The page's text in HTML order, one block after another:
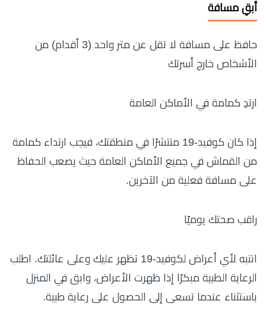
أبقِ مسافة
حافظ على مسافة لا تقل عن متر واحد (3 أقدام) من
الأشخاص خارج أسرتك
ارتدِ كمامة في الأماكن العامة
إذا كان كوفيد-19 منتشرًا في منطقتك، فيجب ارتداء كمامة
من القماش في جميع الأماكن العامة حيث يصعب الحفاظ
على مسافة فعلية من الآخرين.
راقب صحتك يوميًا
انتبه لأي أعراض لكوفيد-19 تظهر عليك وعلى عائلتك. اطلب
الرعاية الطبية مبكرًا إذا ظهرت الأعراض، وابق في المنزل
باستثناء عندما تسعى إلى الحصول على رعاية طبية.